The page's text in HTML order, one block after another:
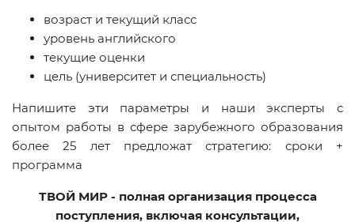
возраст и текущий класс
уровень английского
текущие оценки
цель (университет и специальность)
Напишите эти параметры и наши эксперты с
опытом работы в сфере зарубежного образования
более 25 лет предложат стратегию: сроки +
программа
ТВОЙ МИР - полная организация процесса
поступления, включая консультации,